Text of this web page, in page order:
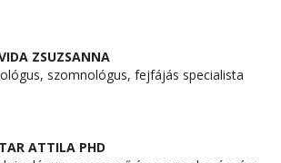
ZSUZSANNA
szomnológus, fejfájás specialista
ATTILA PHD